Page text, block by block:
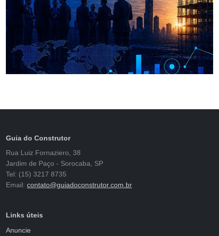
Guia do Construtor
Rua Luiz Fornaziero, 38
Jardim de Paço - Sorocaba, SP
Tel: (15) 3217 8735
Email: contato@guiadoconstrutor.com.br
Links úteis
Anuncie